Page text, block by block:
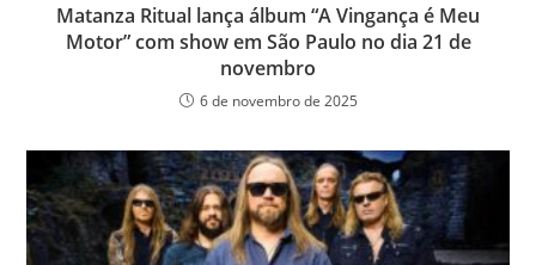
Matanza Ritual lança álbum “A Vingança é Meu
Motor” com show em São Paulo no dia 21 de
novembro
6 de novembro de 2025